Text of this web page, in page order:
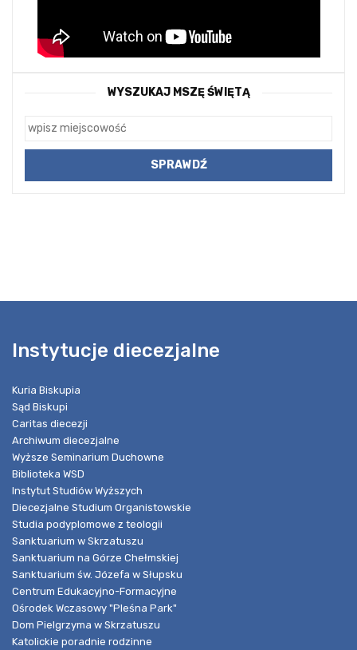
WYSZUKAJ MSZĘ ŚWIĘTĄ
Instytucje diecezjalne
Kuria Biskupia
Sąd Biskupi
Caritas diecezji
Archiwum diecezjalne
Wyższe Seminarium Duchowne
Biblioteka WSD
Instytut Studiów Wyższych
Diecezjalne Studium Organistowskie
Studia podyplomowe z teologii
Sanktuarium w Skrzatuszu
Sanktuarium na Górze Chełmskiej
Sanktuarium św. Józefa w Słupsku
Centrum Edukacyjno-Formacyjne
Ośrodek Wczasowy "Pleśna Park"
Dom Pielgrzyma w Skrzatuszu
Katolickie poradnie rodzinne